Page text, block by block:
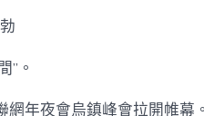
計
”。
年夜會烏鎮峰會拉開帷幕